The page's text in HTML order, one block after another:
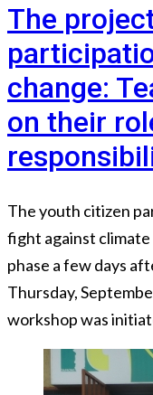
The
change:
on their
The youth citizen
fight against
phase a few days
Thursday,
workshop was